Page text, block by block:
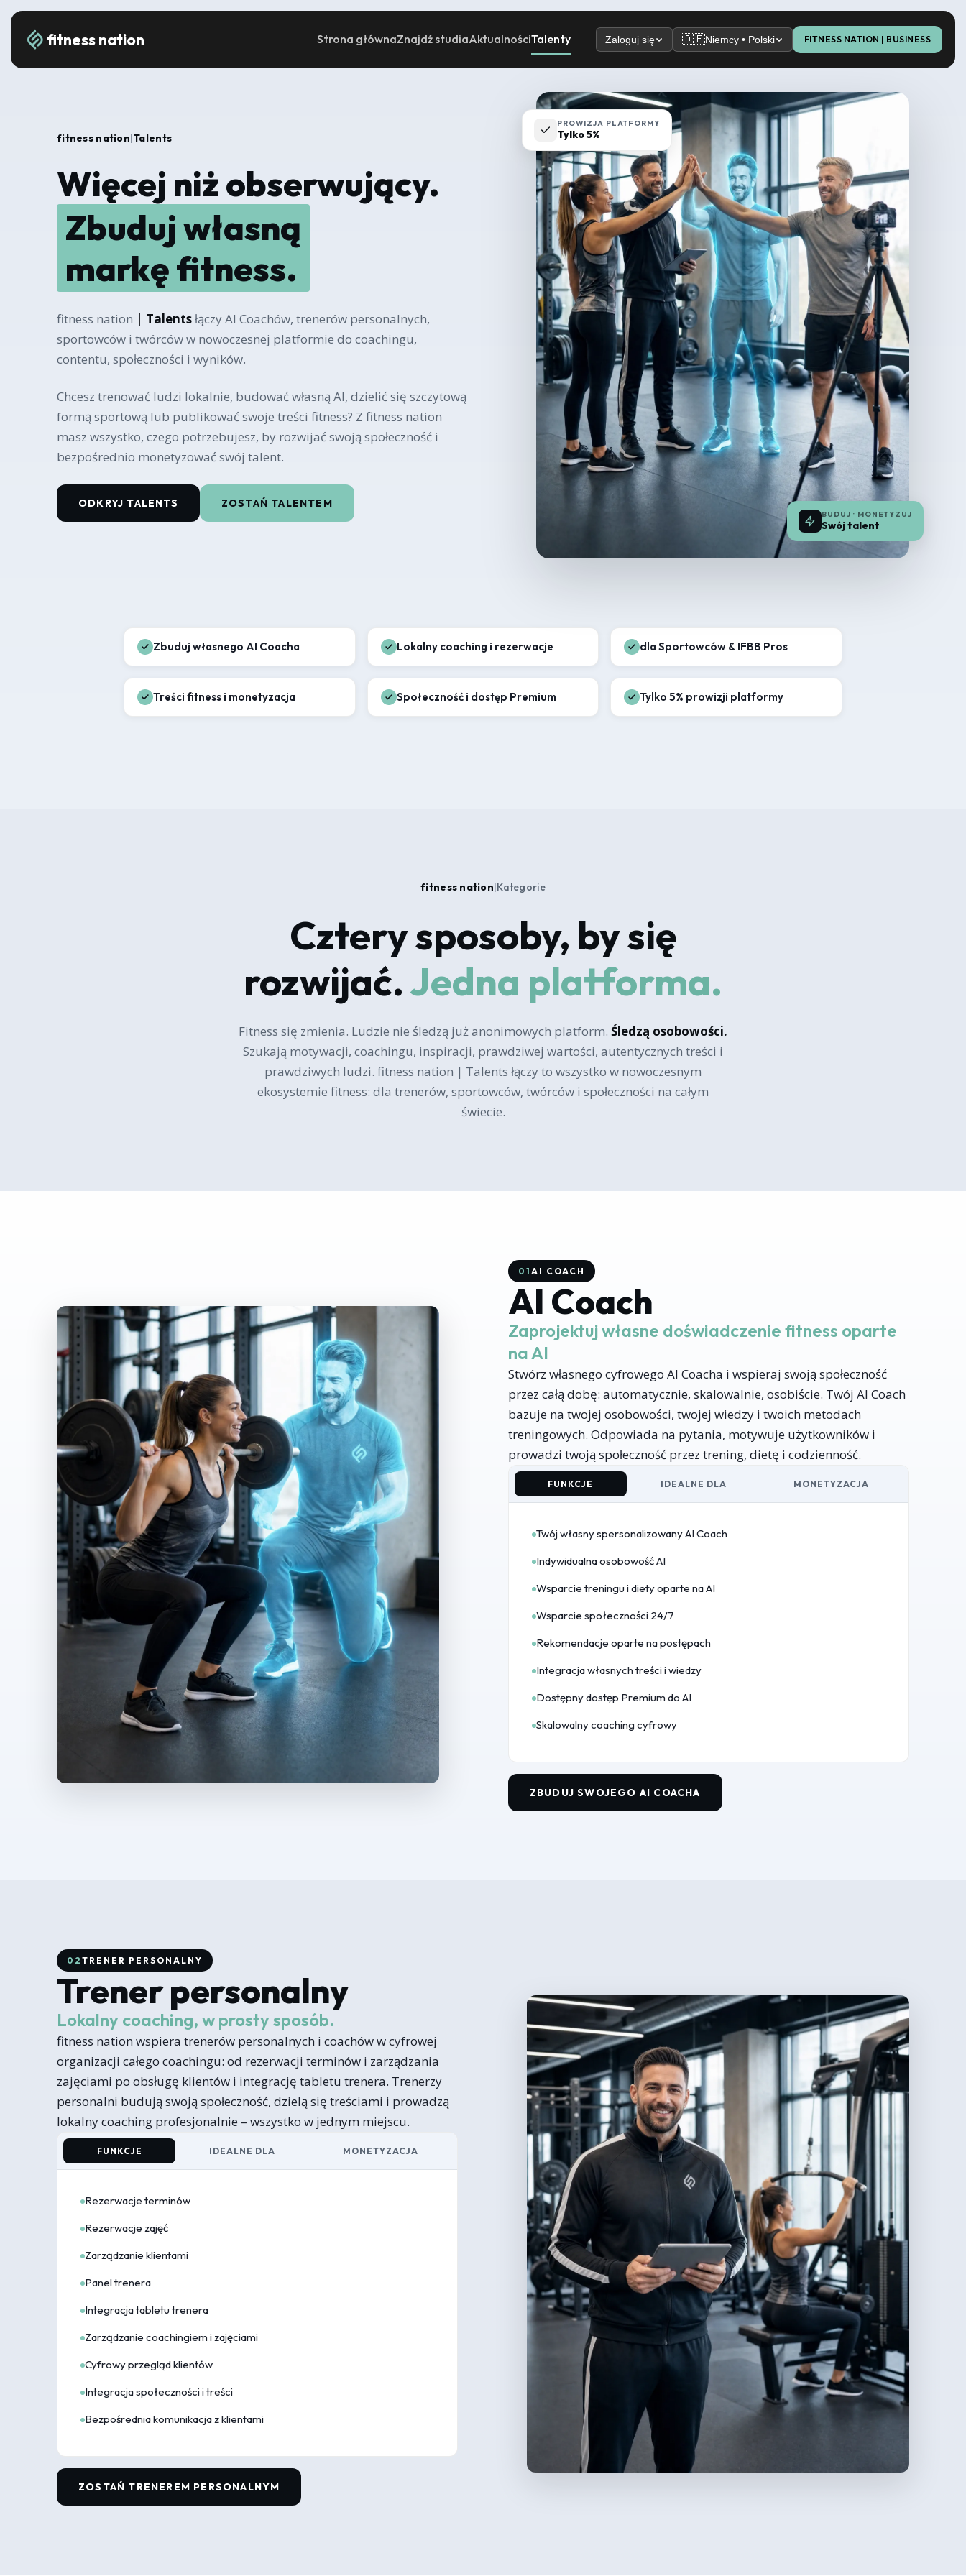
fitness nation Strona głównaZnajdź studiaAktualnościTalenty Zaloguj się 🇩🇪Niemcy • Polski FITNESS NATION | BUSINESS
fitness nation|Talents
Więcej niż obserwujący.
Zbuduj własną
markę fitness.
fitness nation | Talentsłączy AI Coachów, trenerów personalnych,
sportowców i twórców w nowoczesnej platformie do coachingu,
contentu, społeczności i wyników.
Chcesz trenować ludzi lokalnie, budować własną AI, dzielić się szczytową
formą sportową lub publikować swoje treści fitness? Z fitness nation
masz wszystko, czego potrzebujesz, by rozwijać swoją społeczność i
bezpośrednio monetyzować swój talent.
ODKRYJ TALENTS ZOSTAŃ TALENTEM
PROWIZJA PLATFORMY
Tylko 5%
BUDUJ · MONETYZUJ
Swój talent
Zbuduj własnego AI Coacha Lokalny coaching i rezerwacje dla Sportowców & IFBB Pros
Treści fitness i monetyzacja Społeczność i dostęp Premium Tylko 5% prowizji platformy
fitness nation|Kategorie
Cztery sposoby, by się
rozwijać.Jedna platforma.
Fitness się zmienia. Ludzie nie śledzą już anonimowych platform. Śledzą osobowości.
Szukają motywacji, coachingu, inspiracji, prawdziwej wartości, autentycznych treści i
prawdziwych ludzi. fitness nation | Talents łączy to wszystko w nowoczesnym
ekosystemie fitness: dla trenerów, sportowców, twórców i społeczności na całym
świecie.
01 AI COACH
AI Coach
Zaprojektuj własne doświadczenie fitness oparte
na AI
Stwórz własnego cyfrowego AI Coacha i wspieraj swoją społeczność
przez całą dobę: automatycznie, skalowalnie, osobiście. Twój AI Coach
bazuje na twojej osobowości, twojej wiedzy i twoich metodach
treningowych. Odpowiada na pytania, motywuje użytkowników i
prowadzi twoją społeczność przez trening, dietę i codzienność.
FUNKCJE IDEALNE DLA MONETYZACJA
Twój własny spersonalizowany AI Coach
Indywidualna osobowość AI
Wsparcie treningu i diety oparte na AI
Wsparcie społeczności 24/7
Rekomendacje oparte na postępach
Integracja własnych treści i wiedzy
Dostępny dostęp Premium do AI
Skalowalny coaching cyfrowy
ZBUDUJ SWOJEGO AI COACHA
02TRENER PERSONALNY
Trener personalny
Lokalny coaching, w prosty sposób.
fitness nation wspiera trenerów personalnych i coachów w cyfrowej
organizacji całego coachingu: od rezerwacji terminów i zarządzania
zajęciami po obsługę klientów i integrację tabletu trenera. Trenerzy
personalni budują swoją społeczność, dzielą się treściami i prowadzą
lokalny coaching profesjonalnie – wszystko w jednym miejscu.
FUNKCJE IDEALNE DLA MONETYZACJA
Rezerwacje terminów
Rezerwacje zajęć
Zarządzanie klientami
Panel trenera
Integracja tabletu trenera
Zarządzanie coachingiem i zajęciami
Cyfrowy przegląd klientów
Integracja społeczności i treści
Bezpośrednia komunikacja z klientami
ZOSTAŃ TRENEREM PERSONALNYM